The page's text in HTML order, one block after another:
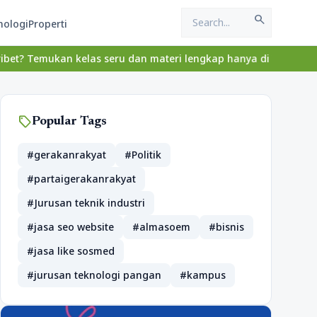
Properti search
kelas seru dan materi lengkap hanya di
sellPopular Tags
#gerakanrakyat
#Politik
#partaigerakanrakyat
#Jurusan teknik industri
#jasa seo website
#almasoem
#bisnis
#jasa like sosmed
#jurusan teknologi pangan
#kampus